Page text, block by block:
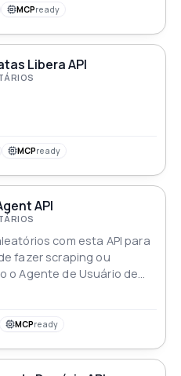
MCPready
Libera API
MCPready
API
com esta API para
fazer scraping ou
o Agente de Usuário de
MCPready